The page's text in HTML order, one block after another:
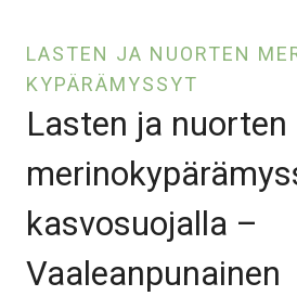
LASTEN JA NUORTEN
KYPÄRÄMYSSYT
Lasten ja nuorten
kasvosuojalla –
Vaaleanpunainen